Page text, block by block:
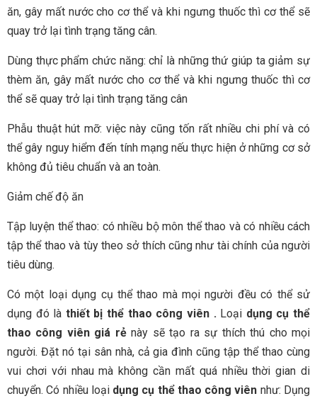
ăn, gây mất nước cho cơ thể và khi ngưng thuốc thì cơ thể sẽ
quay trở lại tình trạng tăng cân.
Dùng thực phẩm chức năng: chỉ là những thứ giúp ta giảm sự
thèm ăn, gây mất nước cho cơ thể và khi ngưng thuốc thì cơ
thể sẽ quay trở lại tình trạng tăng cân
Phẫu thuật hút mỡ: việc này cũng tốn rất nhiều chi phí và có
thể gây nguy hiểm đến tính mạng nếu thực hiện ở những cơ sở
không đủ tiêu chuẩn và an toàn.
Giảm chế độ ăn
Tập luyện thể thao: có nhiều bộ môn thể thao và có nhiều cách
tập thể thao và tùy theo sở thích cũng như tài chính của người
tiêu dùng.
Có một loại dụng cụ thể thao mà mọi người đều có thể sử
dụng đó là thiết bị thể thao công viên . Loại dụng cụ thể
thao công viên giá rẻnày sẽ tạo ra sự thích thú cho mọi
người. Đặt nó tại sân nhà, cả gia đình cũng tập thể thao cùng
vui chơi với nhau mà không cần mất quá nhiều thời gian di
chuyển. Có nhiều loại dụng cụ thể thao công viên như: Dụng